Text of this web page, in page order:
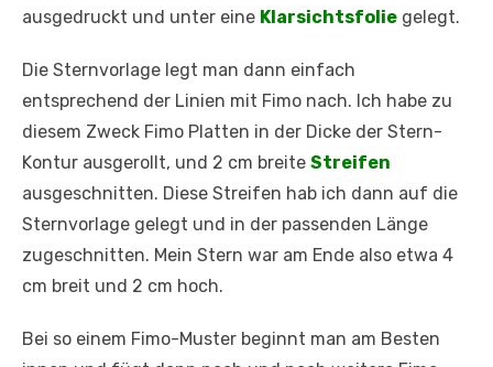
ausgedruckt und unter eine Klarsichtsfolie gelegt.
Die Sternvorlage legt man dann einfach
entsprechend der Linien mit Fimo nach. Ich habe zu
diesem Zweck Fimo Platten in der Dicke der Stern-
Kontur ausgerollt, und 2 cm breite Streifen
ausgeschnitten. Diese Streifen hab ich dann auf die
Sternvorlage gelegt und in der passenden Länge
zugeschnitten. Mein Stern war am Ende also etwa 4
cm breit und 2 cm hoch.
Bei so einem Fimo-Muster beginnt man am Besten